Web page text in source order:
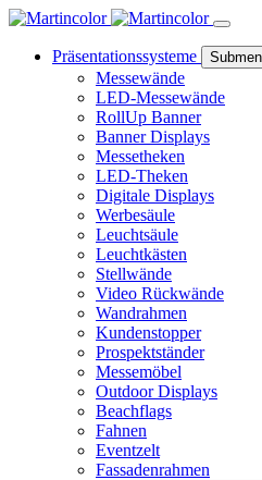
Präsentationssysteme
Messewände
LED-Messewände
RollUp Banner
Banner Displays
Messetheken
LED-Theken
Digitale Displays
Werbesäule
Leuchtsäule
Leuchtkästen
Stellwände
Video Rückwände
Wandrahmen
Kundenstopper
Prospektständer
Messemöbel
Outdoor Displays
Beachflags
Fahnen
Eventzelt
Fassadenrahmen